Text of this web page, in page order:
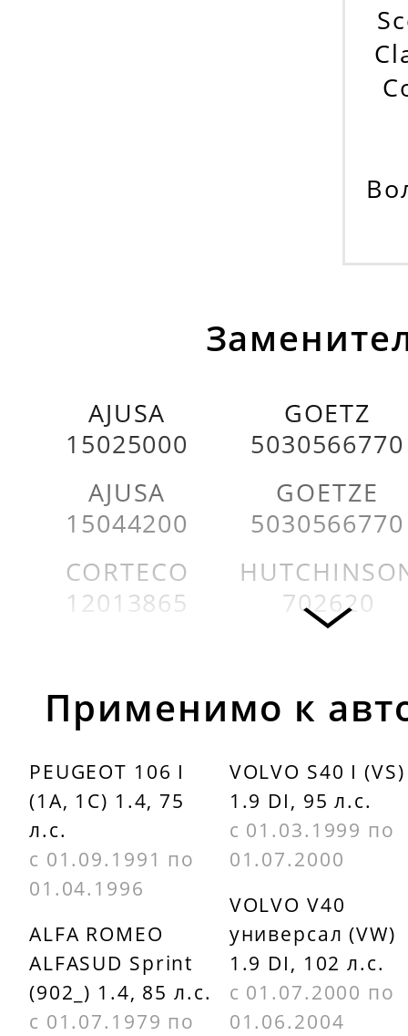
AJUSA
15025000
AJUSA
15044200
CORTECO
12013865
DPH 82470
GLASER
76186
GOETZ
5030566770
GOETZE
5030566770
702620
RENAULT
7700087195
RENAULT
7700349140
Применимо к
PEUGEOT 106 I
(1A, 1C) 1.4, 75
л.с.
с 01.09.1991 по
01.04.1996
ALFA ROMEO
ALFASUD Sprint
(902_) 1.4, 85 л.с.
с 01.07.1979 по
VOLVO S40 I (VS)
1.9 DI, 95 л.с.
с 01.03.1999 по
01.07.2000
VOLVO V40
универсал (VW)
1.9 DI, 102 л.с.
с 01.07.2000 по
01.06.2004